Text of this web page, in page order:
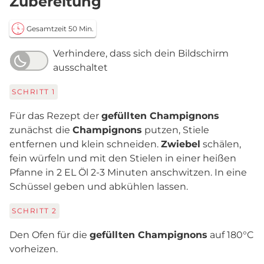
Gesamtzeit 50 Min.
Verhindere, dass sich dein Bildschirm
ausschaltet
SCHRITT 1
Für das Rezept der gefüllten Champignons
zunächst die Champignons putzen, Stiele
entfernen und klein schneiden. Zwiebel schälen,
fein würfeln und mit den Stielen in einer heißen
Pfanne in 2 EL Öl 2-3 Minuten anschwitzen. In eine
Schüssel geben und abkühlen lassen.
SCHRITT 2
Den Ofen für die gefüllten Champignons auf 180°C
vorheizen.